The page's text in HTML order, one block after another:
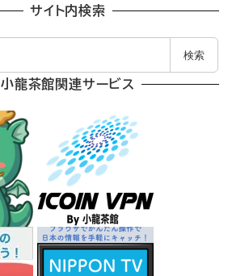
サイト内検索
検索
小龍茶館関連サービス